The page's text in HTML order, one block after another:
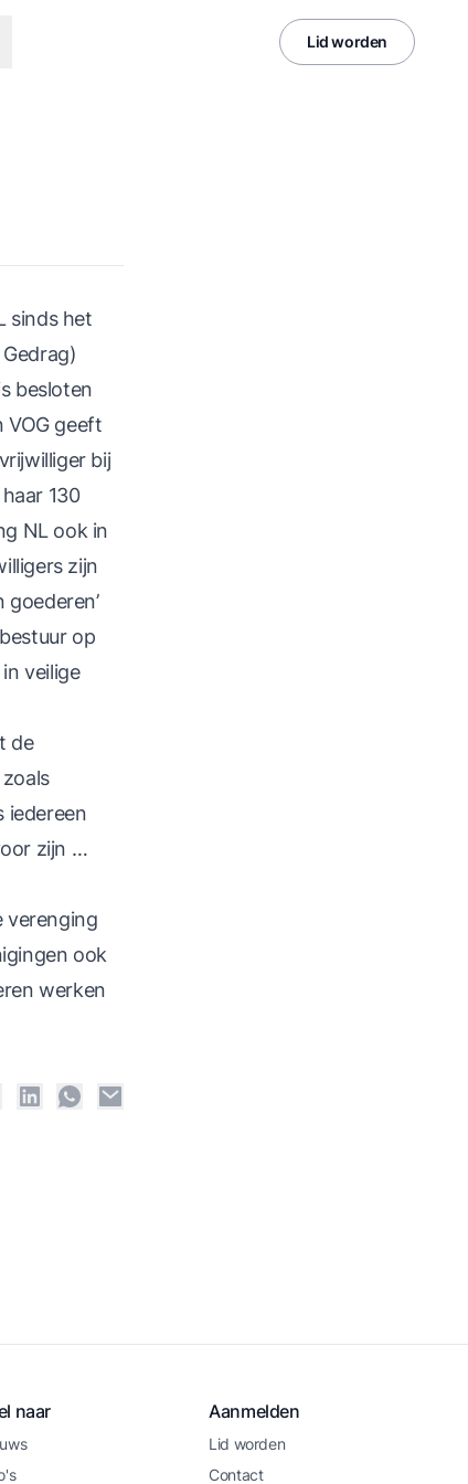
Lid worden
sinds het
besloten
VOG geeft
bij
130
NL ook in
zijn
op
veilige
de
iedereen
zijn …
verenging
ook
werken
naar Aanmelden
Lid worden
Contact